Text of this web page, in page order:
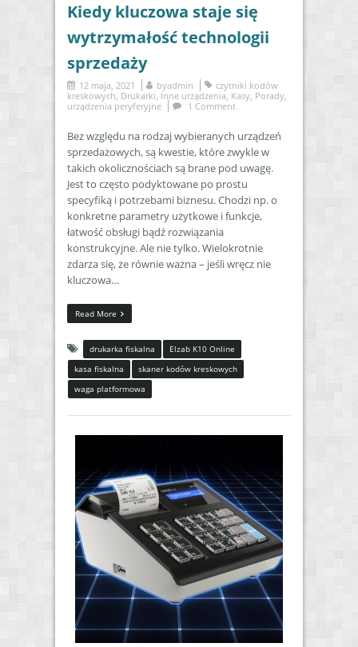
Kiedy kluczowa staje się
wytrzymałość technologii
sprzedaży
12 maja, 2021 byadmin
czytniki kodów
kreskowych, Drukarki, Inne urządzenia, Kasy, Porady,
urządzenia peryferyjne
1 Comment
Bez względu na rodzaj wybieranych urządzeń
sprzedażowych, są kwestie, które zwykle w
takich okolicznościach są brane pod uwagę.
Jest to często podyktowane po prostu
specyfiką i potrzebami biznesu. Chodzi np. o
konkretne parametry użytkowe i funkcje,
łatwość obsługi bądź rozwiązania
konstrukcyjne. Ale nie tylko. Wielokrotnie
zdarza się, że równie ważna – jeśli wręcz nie
kluczowa…
Read More
drukarka fiskalna
Elzab K10 Online
kasa fiskalna
skaner kodów kreskowych
waga platformowa